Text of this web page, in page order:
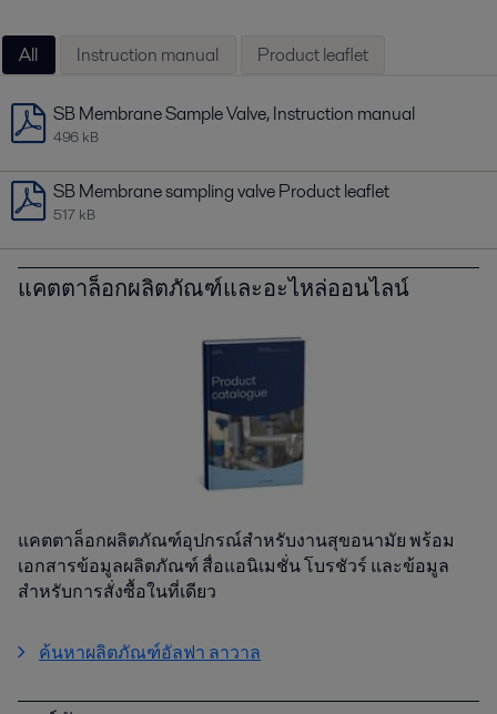
All Instruction manual Product leaflet
SB Membrane Sample Valve, Instruction manual
496 kB
SB Membrane sampling valve Product leaflet
517 kB
แคตตาล็อกผลิตภัณฑ์และอะไหล่ออนไลน์
แคตตาล็อกผลิตภัณฑ์อุปกรณ์สำหรับงานสุขอนามัย พร้อม
เอกสารข้อมูลผลิตภัณฑ์ สื่อแอนิเมชั่น โบรชัวร์ และข้อมูล
สำหรับการสั่งซื้อในที่เดียว
ค้นหาผลิตภัณฑ์อัลฟา ลาวาล